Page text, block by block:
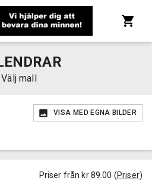
Välj mall
VISA MED EGNA BILDER
Priser från kr 89.00 (Priser)